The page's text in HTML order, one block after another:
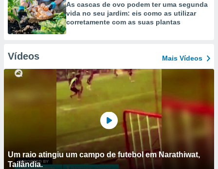
As cascas de ovo podem ter uma segunda
vida no seu jardim: eis como as utilizar
corretamente com as suas plantas
Vídeos Mais Vídeos
Um raio atingiu um campo de futebol em Narathiwat,
Tailândia.